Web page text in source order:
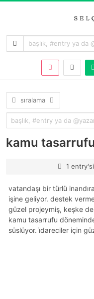
sıralama
kamu tasarrufu
1 entry'si
vatandaşı bir türlü
işine geliyor. destek
güzel projeymiş, keşke
kamu tasarrufu
süslüyor. i̇dareciler için